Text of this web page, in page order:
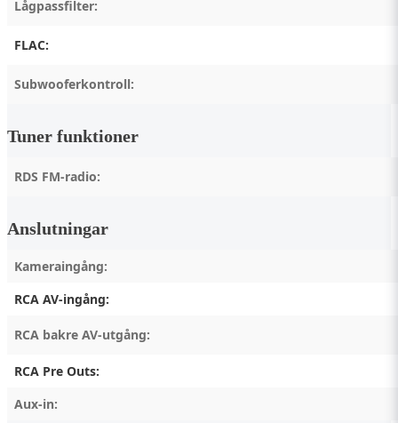
Lågpassfilter:
FLAC:
Subwooferkontroll:
Tuner funktioner
RDS FM-radio:
Anslutningar
Kameraingång:
RCA AV-ingång:
RCA bakre AV-utgång:
RCA Pre Outs:
Aux-in: